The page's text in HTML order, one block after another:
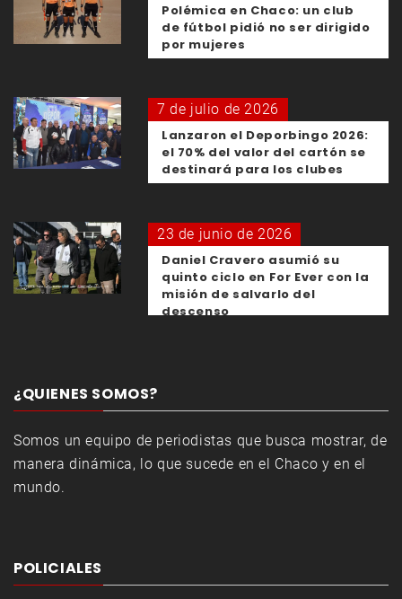
Polémica en Chaco: un club
de fútbol pidió no ser dirigido
por mujeres
7 de julio de 2026
Lanzaron el Deporbingo 2026:
el 70% del valor del cartón se
destinará para los clubes
23 de junio de 2026
Daniel Cravero asumió su
quinto ciclo en For Ever con la
misión de salvarlo del
descenso
¿QUIENES SOMOS?
Somos un equipo de periodistas que busca mostrar, de
manera dinámica, lo que sucede en el Chaco y en el
mundo.
POLICIALES